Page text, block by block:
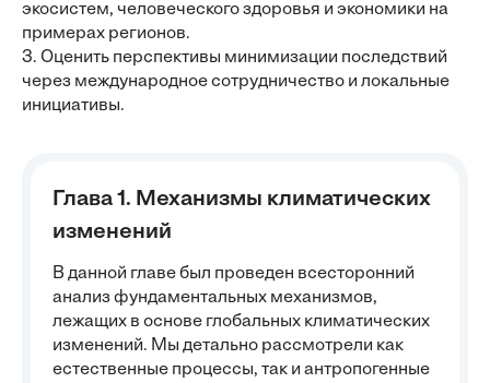
экосистем, человеческого здоровья и экономики на
примерах регионов.
3. Оценить перспективы минимизации последствий
через международное сотрудничество и локальные
инициативы.
Глава 1. Механизмы климатических
изменений
В данной главе был проведен всесторонний
анализ фундаментальных механизмов,
лежащих в основе глобальных климатических
изменений. Мы детально рассмотрели как
естественные процессы, так и антропогенные